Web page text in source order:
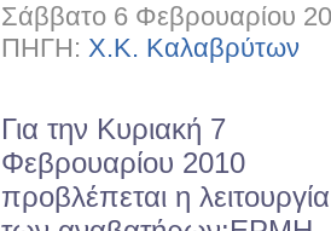
Σάββατο 6 Φεβρουαρίου
ΠΗΓΗ: Χ.Κ. Καλαβρύτων
Για την Κυριακή 7
Φεβρουαρίου 2010
προβλέπεται η λειτουργία